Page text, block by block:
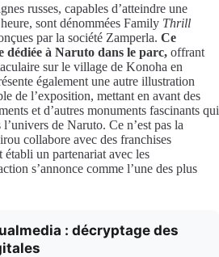
russes, capables d’atteindre une
sont dénommées Family Thrill
par la société Zamperla. Ce
dédiée à Naruto dans le parc, offrant
sur le village de Konoha en
également une autre illustration
de l’exposition, mettant en avant des
et d’autres monuments fascinants qui
de Naruto. Ce n’est pas la
collabore avec des franchises
un partenariat avec les
s’annonce comme l’une des plus
: décryptage des